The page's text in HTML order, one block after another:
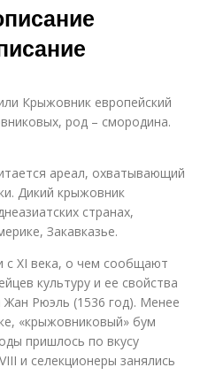
Крыжовник европейский
род – смородина.
ареал, охватывающий
Дикий крыжовник
странах,
Закавказье.
с XI века, о чем сообщают
культуру и ее свойства
Жан Рюэль (1536 год). Менее
«крыжовниковый» бум
пришлось по вкусу
и селекционеры занялись